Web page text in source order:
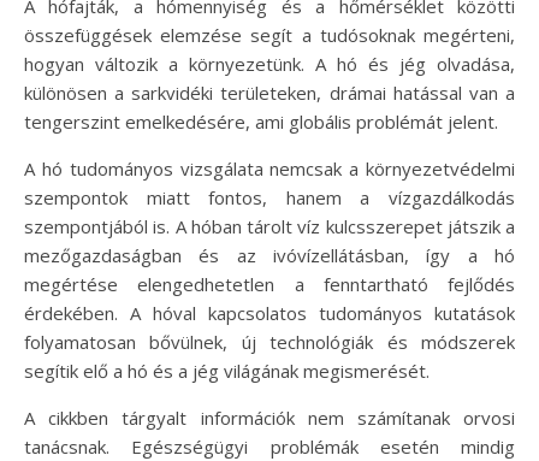
A hófajták, a hómennyiség és a hőmérséklet közötti
összefüggések elemzése segít a tudósoknak megérteni,
hogyan változik a környezetünk. A hó és jég olvadása,
különösen a sarkvidéki területeken, drámai hatással van a
tengerszint emelkedésére, ami globális problémát jelent.
A hó tudományos vizsgálata nemcsak a környezetvédelmi
szempontok miatt fontos, hanem a vízgazdálkodás
szempontjából is. A hóban tárolt víz kulcsszerepet játszik a
mezőgazdaságban és az ivóvízellátásban, így a hó
megértése elengedhetetlen a fenntartható fejlődés
érdekében. A hóval kapcsolatos tudományos kutatások
folyamatosan bővülnek, új technológiák és módszerek
segítik elő a hó és a jég világának megismerését.
A cikkben tárgyalt információk nem számítanak orvosi
tanácsnak. Egészségügyi problémák esetén mindig